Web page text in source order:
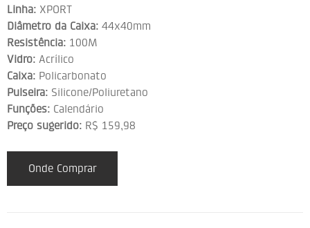
Linha: XPORT
Diâmetro da Caixa: 44x40mm
Resistência: 100M
Vidro: Acrílico
Caixa: Policarbonato
Pulseira: Silicone/Poliuretano
Funções: Calendário
Preço sugerido: R$ 159,98
Onde Comprar